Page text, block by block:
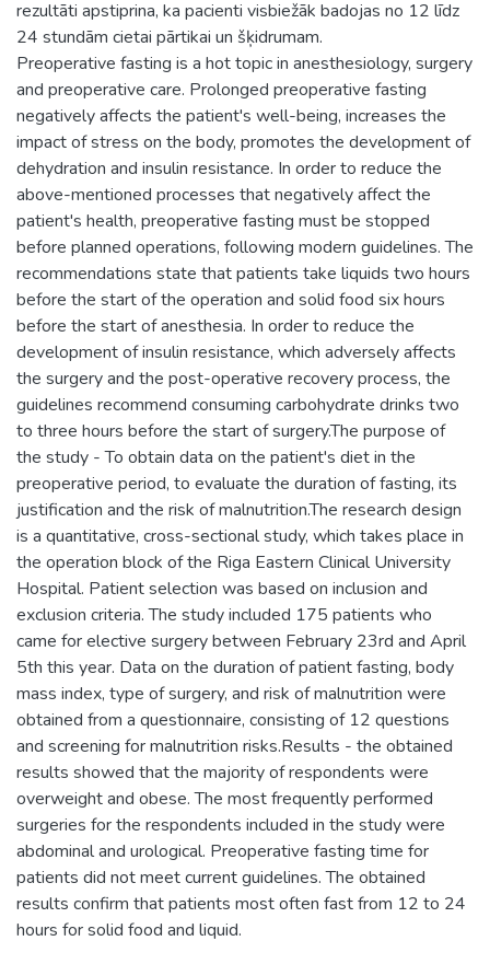
rezultāti apstiprina, ka pacienti visbiežāk badojas no 12 līdz
24 stundām cietai pārtikai un šķidrumam.
Preoperative fasting is a hot topic in anesthesiology, surgery
and preoperative care. Prolonged preoperative fasting
negatively affects the patient's well-being, increases the
impact of stress on the body, promotes the development of
dehydration and insulin resistance. In order to reduce the
above-mentioned processes that negatively affect the
patient's health, preoperative fasting must be stopped
before planned operations, following modern guidelines. The
recommendations state that patients take liquids two hours
before the start of the operation and solid food six hours
before the start of anesthesia. In order to reduce the
development of insulin resistance, which adversely affects
the surgery and the post-operative recovery process, the
guidelines recommend consuming carbohydrate drinks two
to three hours before the start of surgery.The purpose of
the study - To obtain data on the patient's diet in the
preoperative period, to evaluate the duration of fasting, its
justification and the risk of malnutrition.The research design
is a quantitative, cross-sectional study, which takes place in
the operation block of the Riga Eastern Clinical University
Hospital. Patient selection was based on inclusion and
exclusion criteria. The study included 175 patients who
came for elective surgery between February 23rd and April
5th this year. Data on the duration of patient fasting, body
mass index, type of surgery, and risk of malnutrition were
obtained from a questionnaire, consisting of 12 questions
and screening for malnutrition risks.Results - the obtained
results showed that the majority of respondents were
overweight and obese. The most frequently performed
surgeries for the respondents included in the study were
abdominal and urological. Preoperative fasting time for
patients did not meet current guidelines. The obtained
results confirm that patients most often fast from 12 to 24
hours for solid food and liquid.